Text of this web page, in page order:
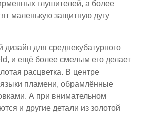
глушителей, а более
маленькую защитную дугу
для среднекубатурного
и ещё более смелым его делает
расцветка. В центре
пламени, обрамлённые
А при внимательном
и другие детали из золотой